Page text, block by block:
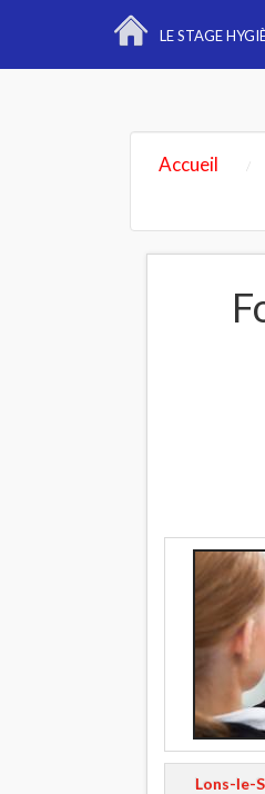
LE STAGE
Accueil
Lons-le-